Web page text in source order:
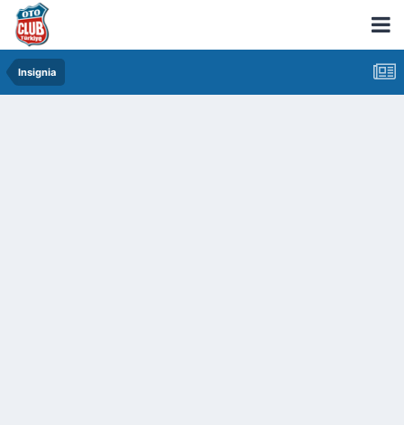
Insignia